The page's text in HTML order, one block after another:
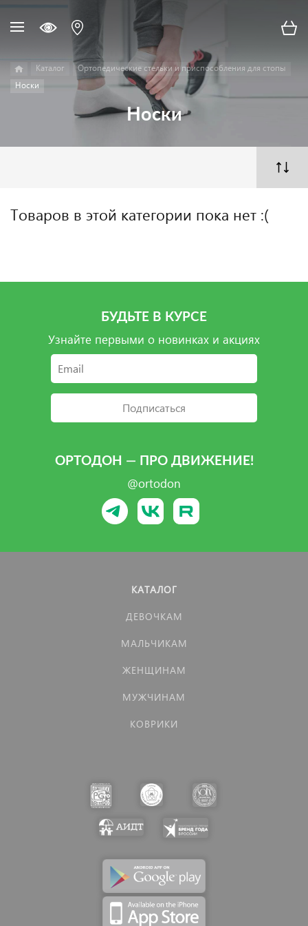
Каталог
Ортопедические стельки и приспособления для стопы
Носки
Носки
Товаров в этой категории пока нет :(
БУДЬТЕ В КУРСЕ
Узнайте первыми о новинках и акциях
Подписаться
ОРТОДОН — ПРО ДВИЖЕНИЕ!
@ortodon
КАТАЛОГ
ДЕВОЧКАМ
МАЛЬЧИКАМ
ЖЕНЩИНАМ
МУЖЧИНАМ
КОВРИКИ